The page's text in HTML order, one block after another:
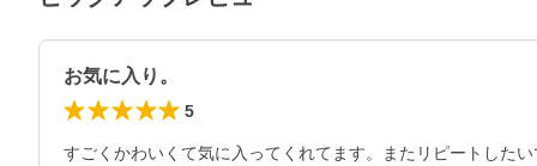
お気に入り。
5
すごくかわいくて気に入ってくれてます。またリピートした